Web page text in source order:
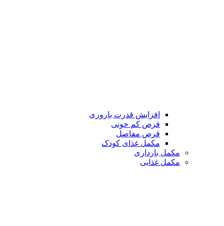
افزایش قدرت باروری
قرص کم خونی
قرص مفاصل
مکمل غذای کودک
مکمل بارداری
مکمل غذایی